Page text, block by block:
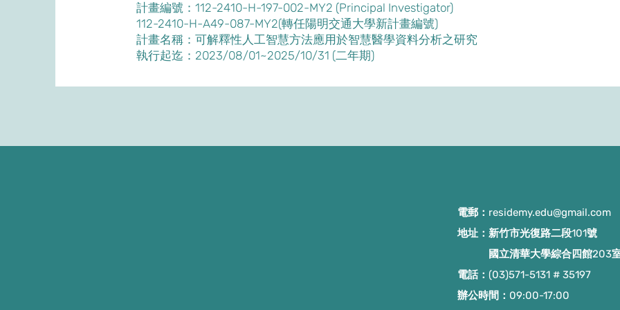
計畫編號：112-2410-H-197-002-MY2 (Principal Investigator)
112-2410-H-A49-087-MY2(轉任陽明交通大學新計畫編號)
計畫名稱：可解釋性人工智慧方法應用於智慧醫學資料分析之研究
執行起迄：2023/08/01~2025/10/31 (二年期)
電郵： residemy.edu@gmail.com
地址：新竹市光復路二段101號
國立清華大學綜合四館203
電話：(03)571-5131 # 35197
​辦公時間：09:00-17:00